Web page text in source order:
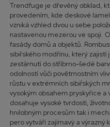
Trendfuge je dřevěný obklad,
provedením, kde deskové
vzniká vzhled dvou u sebe
nastavenou mezerou ve spoji.
fasády domů a objektů.
sibiřského modřínu, který
zestárnutí do stříbrno-šedé
odolností vůči povětrnostním
růstu v extrémních sibiřských
vysokým obsahem pryskyřice
dosahuje vysoké tvrdosti,
hnilobným procesům tak i
pero vytváří zajímavý a výrazný